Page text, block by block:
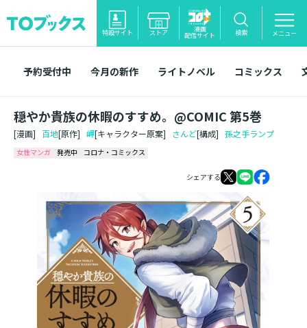
特設サイト ストア 漫画
配信サイト 検索 メニュー
予約受付中 今月の新作 ライトノベル コミックス
穏やか貴族の休暇のすすめ。@COMIC 第5巻
[漫画] 百地[原作] 岬[キャラクター原案] さんど[構成] 孫之手ランプ
女性マンガ 発売中 コロナ・コミックス
シェアする